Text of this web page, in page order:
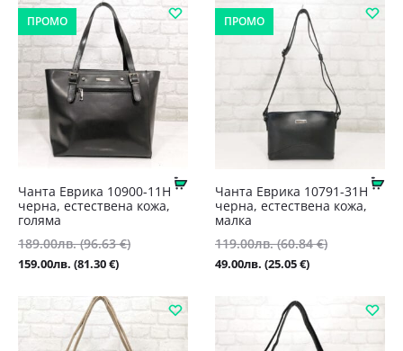
179.00лв.
(91.52
€).
159.00лв.
(81.30
€).
ПРОМО
Купи
Чанта Еврика 10900-11Н
черна, естествена кожа,
голяма
189.00лв. (96.63 €)Original
189.00лв.
(96.63
€).
159.00лв. (81.30 €)Текущата
159.00лв.
(81.30
ПРОМО
Чанта Еврика 10791-31Н
черна, естествена кожа,
малка
119.00лв. (60.84 €)Original
119.00лв.
49.00лв. (25.05 €)Текущата
49.00лв.
(25.05